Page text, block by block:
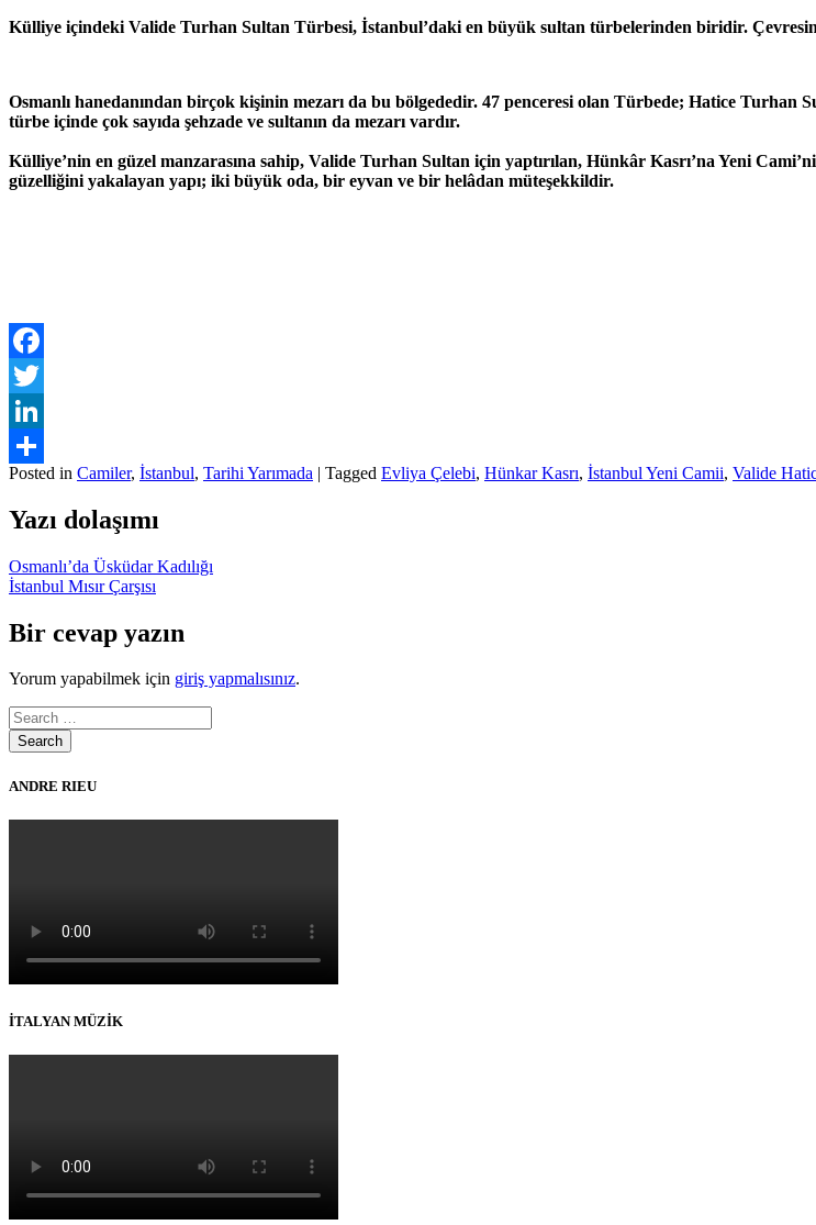
Külliye içindeki Valide Turhan Sultan Türbesi, İstanbul’daki en büyük sultan türbelerinden biridir.
Osmanlı hanedanından birçok kişinin mezarı da bu bölgededir. 47 penceresi olan Türbede; Hatice
türbe içinde çok sayıda şehzade ve sultanın da mezarı vardır.
Külliye’nin en güzel manzarasına sahip, Valide Turhan Sultan için yaptırılan, Hünkâr Kasrı’na Yeni
güzelliğini yakalayan yapı; iki büyük oda, bir eyvan ve bir helâdan müteşekkildir.
Facebook
Twitter
LinkedIn
Paylaş
Posted in Camiler, İstanbul, Tarihi Yarımada | Tagged Evliya Çelebi, Hünkar Kasrı, İstanbul Yeni Camii, Valide
Yazı dolaşımı
Osmanlı’da Üsküdar Kadılığı
İstanbul Mısır Çarşısı
Bir cevap yazın
Yorum yapabilmek için giriş yapmalısınız.
ANDRE RIEU
İTALYAN MÜZİK